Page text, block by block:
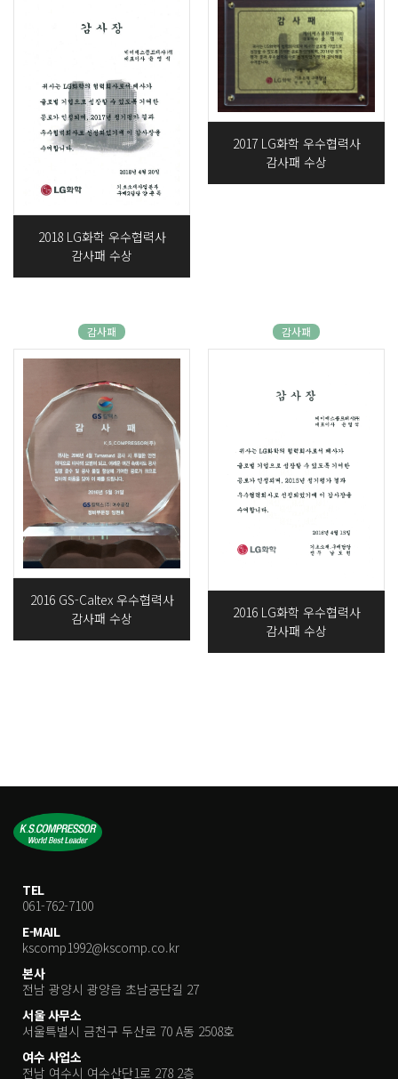
2018 LG화학 우수협력사
감사패 수상
2017 LG화학 우수협력사
감사패 수상
감사패
2016 GS-Caltex 우수협력사
감사패 수상
감사패
2016 LG화학 우수협력사
감사패 수상
TEL
061-762-7100
E-MAIL
kscomp1992@kscomp.co.kr
본사
전남 광양시 광양읍 초남공단길 27
서울 사무소
서울특별시 금천구 두산로 70 A동 2508호
여수 사업소
전남 여수시 여수산단1로 278 2층